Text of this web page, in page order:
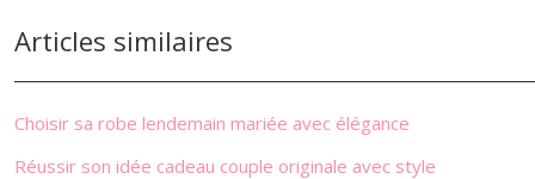
Articles similaires
Choisir sa robe lendemain mariée avec élégance
Réussir son idée cadeau couple originale avec style